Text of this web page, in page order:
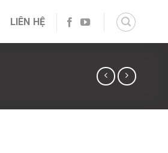
LIÊN HỆ